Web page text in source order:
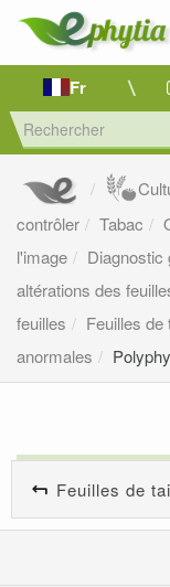
Fr
contrôler
Tabac
l'image
Diagnostic
altérations des
feuilles
Feuilles de
anormales
Feuilles de